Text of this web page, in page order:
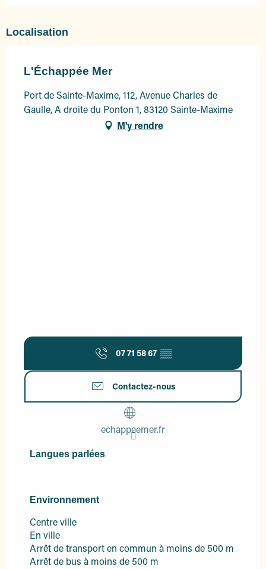
Localisation
L'Échappée Mer
Port de Sainte-Maxime, 112, Avenue Charles de
Gaulle, A droite du Ponton 1, 83120 Sainte-Maxime
M'y rendre
07 71 58 67 ▒▒
Contactez-nous
echappeemer.fr
Langues parlées
Langues parlées
Environnement
Environnement
Centre ville
En ville
Arrêt de transport en commun à moins de 500 m
Arrêt de bus à moins de 500 m